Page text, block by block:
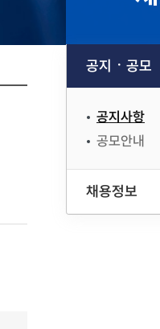
공지ㆍ공모
공지사항
공모안내
채용정보